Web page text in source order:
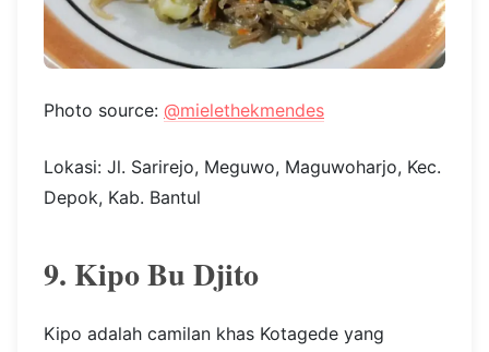
Photo source: @mielethekmendes
Lokasi: Jl. Sarirejo, Meguwo, Maguwoharjo, Kec.
Depok, Kab. Bantul
9. Kipo Bu Djito
Kipo adalah camilan khas Kotagede yang